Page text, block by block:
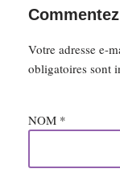
Commentez
Votre adresse e-
obligatoires sont
NOM *